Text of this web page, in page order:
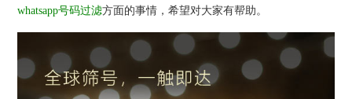
whatsapp号码过滤方面的事情，希望对大家有帮助。